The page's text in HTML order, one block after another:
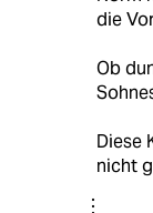
die
Ob
Diese
nicht